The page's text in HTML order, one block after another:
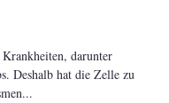
darunter
Deshalb hat die Zelle zu